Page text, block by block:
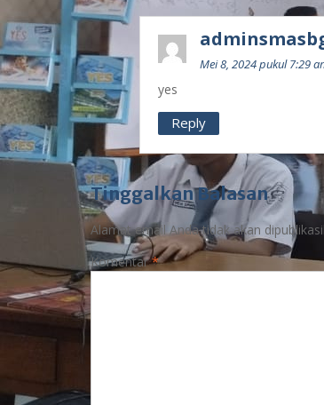
Mei 8, 2024 pukul 7:29
yes
Reply
Tinggalkan Balasan
Alamat email Anda tidak akan
Komentar*